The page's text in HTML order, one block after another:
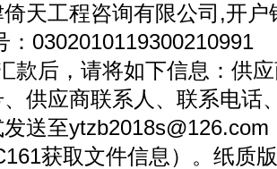
天工程咨询有限公司,开
：0302010119300210991
款后，请将如下信息：供
供应商联系人、联系电话
送至
获取文件信息）。纸质